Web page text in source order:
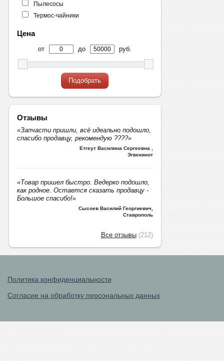
Пылесосы
Термос-чайники
Цена
от до руб.
Подобрать
Отзывы
«Запчасти пришли, всё идеально подошло,
спасибо продавцу, рекомендую ????»
Етгеут Василина Сергеевна
Эгвекинот
«Товар пришел быстро. Ведерко подошло,
как родное. Остается сказать продавцу -
Большое спасибо!»
Сысоев Василий Георгиевич,
Ставрополь
Все отзывы(212)
Политика конфиденциальности
Согласие на обработку персональных данных